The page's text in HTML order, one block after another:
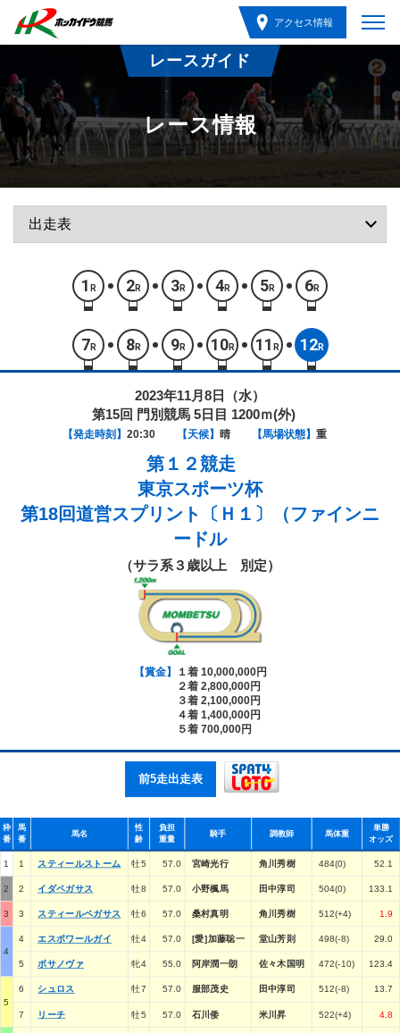
アクセス情報
レースガイド
レース情報
1 R 2R 3R 4R 5R 6R
7 R 8R 9R 10R 11 R 12R
2023年11月8日（水）
第15回 門別競馬 5日目 1200ｍ(外)
【発走時刻】 20:30 【天候】 晴 【馬場状態】 重
第１２競走
東京スポーツ杯
第18回道営スプリント〔Ｈ１〕（ファインニ
ードル
（サラ系３歳以上 別定）
【賞金】
１着 10,000,000円
２着 2,800,000円
３着 2,100,000円
４着 1,400,000円
５着 700,000円
前5走出走表
枠
番
馬
番
馬名
性
齢
負担
重量
騎手 調教師 馬体重
単勝
オッズ
1 1 スティールストーム 牡5 57.0 宮崎光行 角川秀樹 484(0) 52.1
2 2 イダペガサス 牡8 57.0 小野楓馬 田中淳司 504(0) 133.1
3 3 スティールペガサス 牡6 57.0 桑村真明 角川秀樹 512(+4) 1.9
4
4 エスポワールガイ 牡4 57.0 [愛]加藤聡一 堂山芳則 498(-8) 29.0
5 ボサノヴァ 牝4 55.0 阿岸潤一朗 佐々木国明 472(-10) 123.4
5
6 シュロス 牡7 57.0 服部茂史 田中淳司 512(-8) 13.7
7 リーチ 牡5 57.0 石川倭 米川昇 522(+4) 4.8